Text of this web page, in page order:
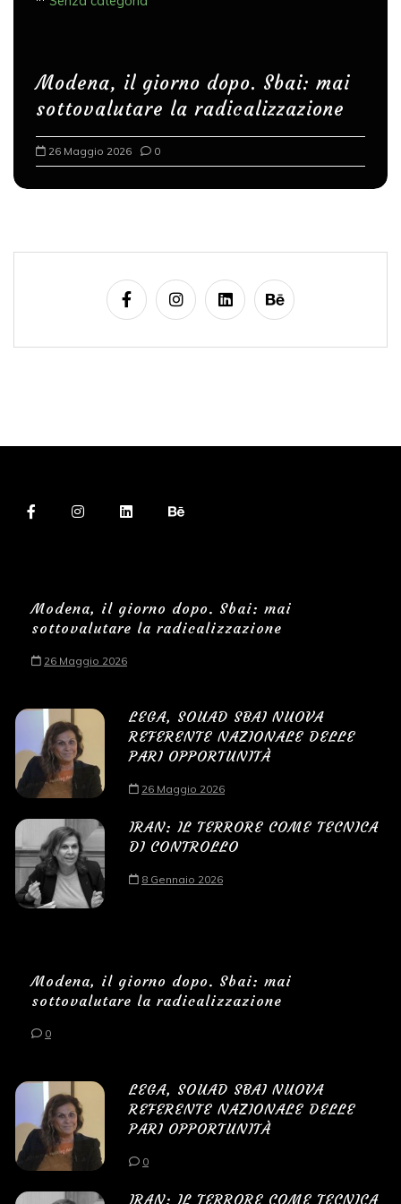
Modena, il giorno dopo. Sbai: mai
sottovalutare la radicalizzazione
26 Maggio 2026 0
Modena, il giorno dopo. Sbai: mai
sottovalutare la radicalizzazione
26 Maggio 2026
LEGA, SOUAD SBAI NUOVA
REFERENTE NAZIONALE DELLE
PARI OPPORTUNITÀ
26 Maggio 2026
IRAN: IL TERRORE COME TECNICA
DI CONTROLLO
8 Gennaio 2026
Modena, il giorno dopo. Sbai: mai
sottovalutare la radicalizzazione
0
LEGA, SOUAD SBAI NUOVA
REFERENTE NAZIONALE DELLE
PARI OPPORTUNITÀ
0
IRAN: IL TERRORE COME TECNICA